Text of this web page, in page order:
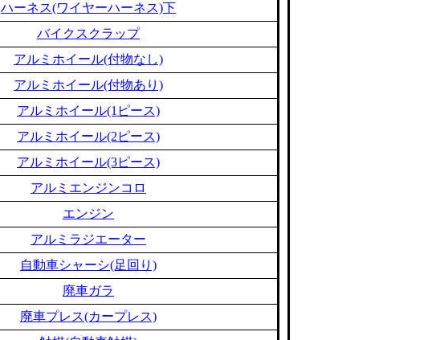
ハーネス(ワイヤーハーネス)下
バイクスクラップ
アルミホイール(付物なし)
アルミホイール(付物あり)
アルミホイール(1ピース)
アルミホイール(2ピース)
アルミホイール(3ピース)
アルミエンジンコロ
エンジン
アルミラジエーター
自動車シャーシ(足回り)
廃車ガラ
廃車プレス(カープレス)